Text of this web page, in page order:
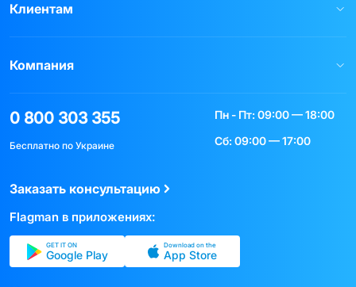
Клиентам
Компания
0 800 303 355
Бесплатно по Украине
Пн - Пт: 09:00 — 18:00
Сб: 09:00 — 17:00
Заказать консультацию
Flagman в приложениях:
GET IT ON
Google Play
Download on the
App Store